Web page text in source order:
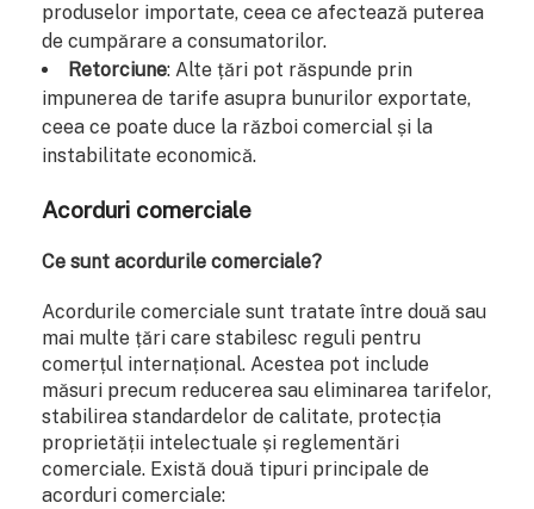
produselor importate, ceea ce afectează puterea
de cumpărare a consumatorilor.
Retorciune: Alte țări pot răspunde prin
impunerea de tarife asupra bunurilor exportate,
ceea ce poate duce la război comercial și la
instabilitate economică.
Acorduri comerciale
Ce sunt acordurile comerciale?
Acordurile comerciale sunt tratate între două sau
mai multe țări care stabilesc reguli pentru
comerțul internațional. Acestea pot include
măsuri precum reducerea sau eliminarea tarifelor,
stabilirea standardelor de calitate, protecția
proprietății intelectuale și reglementări
comerciale. Există două tipuri principale de
acorduri comerciale: